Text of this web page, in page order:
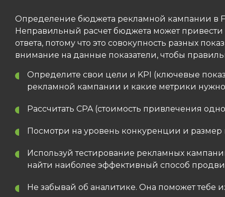
Определение бюджета рекламной кампании в
Неправильный расчет бюджета может
ответа, потому что это совокупность разных
внимание на данные показатели, чтобы
Определите свои цели и KPI (ключевые
рекламной кампании и какие метрики
Рассчитать CPA (стоимость привлечения
Посмотри на уровень конкуренции и размер
Используй тестирование рекламных
найти наиболее эффективный способ
Не забывай об аналитике. Она поможет тебе